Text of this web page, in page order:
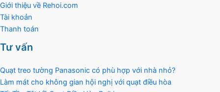
Giới thiệu về Rehoi.com
Tài khoản
Thanh toán
Tư vấn
Quạt treo tường Panasonic có phù hợp với nhà nhỏ?
Làm mát cho không gian hội nghị với quạt điều hòa